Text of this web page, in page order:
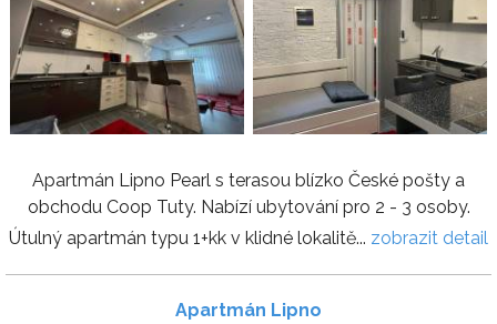
Apartmán Lipno Pearl s terasou blízko České pošty a
obchodu Coop Tuty. Nabízí ubytování pro 2 - 3 osoby.
Útulný apartmán typu 1+kk v klidné lokalitě... zobrazit detail
Apartmán Lipno